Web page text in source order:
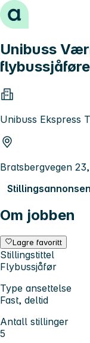
Hopp til innhold
Unibuss
Unibuss Ekspress
Bratsbergvegen
Om jobben
Lagre favoritt
Stillingstittel
Flybussjåfør
Type ansettelse
Fast, deltid
Antall stillinger
5